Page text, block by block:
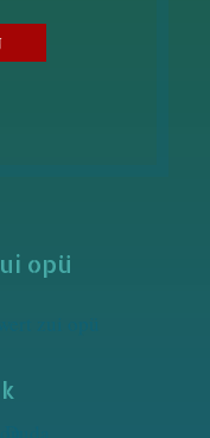
opü